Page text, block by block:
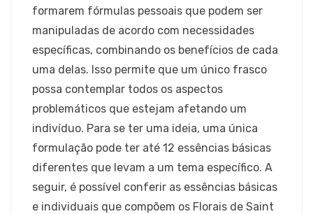
formarem fórmulas pessoais que podem ser
manipuladas de acordo com necessidades
específicas, combinando os benefícios de cada
uma delas. Isso permite que um único frasco
possa contemplar todos os aspectos
problemáticos que estejam afetando um
indivíduo. Para se ter uma ideia, uma única
formulação pode ter até 12 essências básicas
diferentes que levam a um tema específico. A
seguir, é possível conferir as essências básicas
e individuais que compõem os Florais de Saint